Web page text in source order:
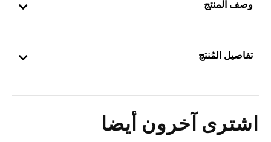
وصف المنتج
تفاصيل المُنتج
اشترى آخرون أيضا